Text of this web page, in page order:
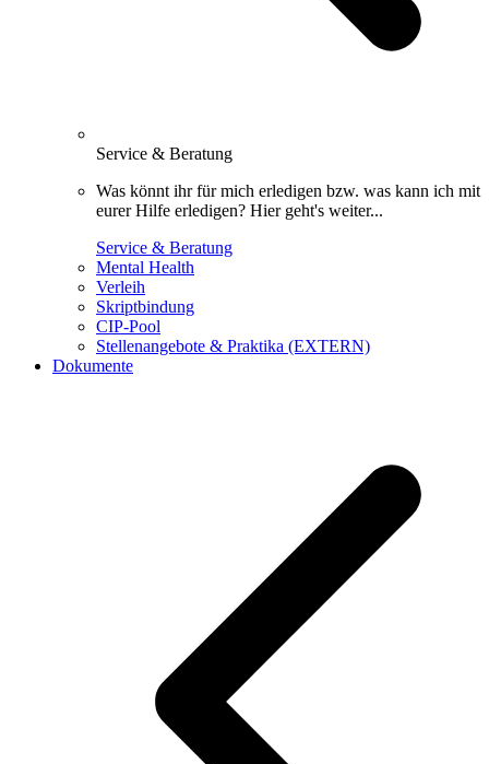
Service & Beratung
Was könnt ihr für mich erledigen bzw. was kann ich mit
eurer Hilfe erledigen? Hier geht's weiter...
Service & Beratung
Mental Health
Verleih
Skriptbindung
CIP-Pool
Stellenangebote & Praktika (EXTERN)
Dokumente